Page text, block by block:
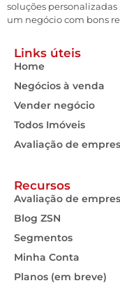
soluções
um negócio com bons
Links úteis
Home
Negócios à venda
Vender negócio
Todos Imóveis
Avaliação de
Recursos
Avaliação de
Blog ZSN
Segmentos
Minha Conta
Planos (em breve)